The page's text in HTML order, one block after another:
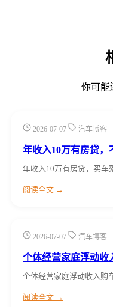
你可能
2026-07-07 汽车博客
年收入10万有房贷，
年收入10万有房贷，买车
阅读全文 →
2026-07-07 汽车博客
个体经营家庭浮动收
个体经营家庭浮动收入购
阅读全文 →